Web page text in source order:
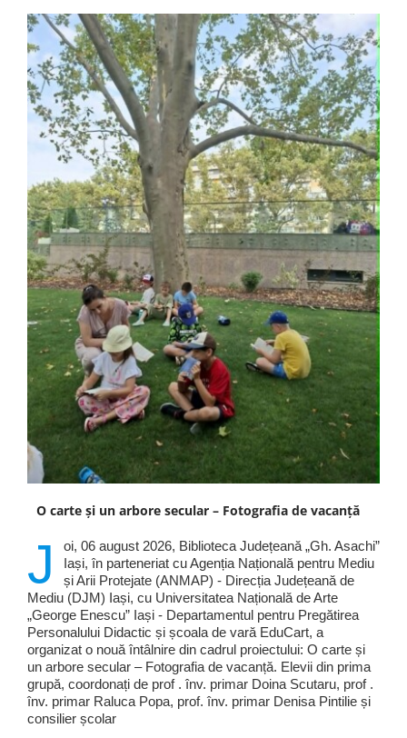
O carte și un arbore secular – Fotografia de vacanță
J
oi, 06 august 2026, Biblioteca Județeană „Gh. Asachi”
Iași, în parteneriat cu Agenția Națională pentru Mediu
și Arii Protejate (ANMAP) - Direcția Județeană de
Mediu (DJM) Iași, cu Universitatea Națională de Arte
„George Enescu” Iași - Departamentul pentru Pregătirea
Personalului Didactic și școala de vară EduCart, a
organizat o nouă întâlnire din cadrul proiectului: O carte și
un arbore secular – Fotografia de vacanță. Elevii din prima
grupă, coordonați de prof . înv. primar Doina Scutaru, prof .
înv. primar Raluca Popa, prof. înv. primar Denisa Pintilie și
consilier școlar